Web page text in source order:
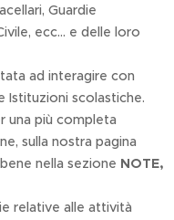
Guardie
ecc... e delle loro
ad interagire con
Istituzioni scolastiche.
una più completa
sulla nostra pagina
nella sezione NOTE,
relative alle attività